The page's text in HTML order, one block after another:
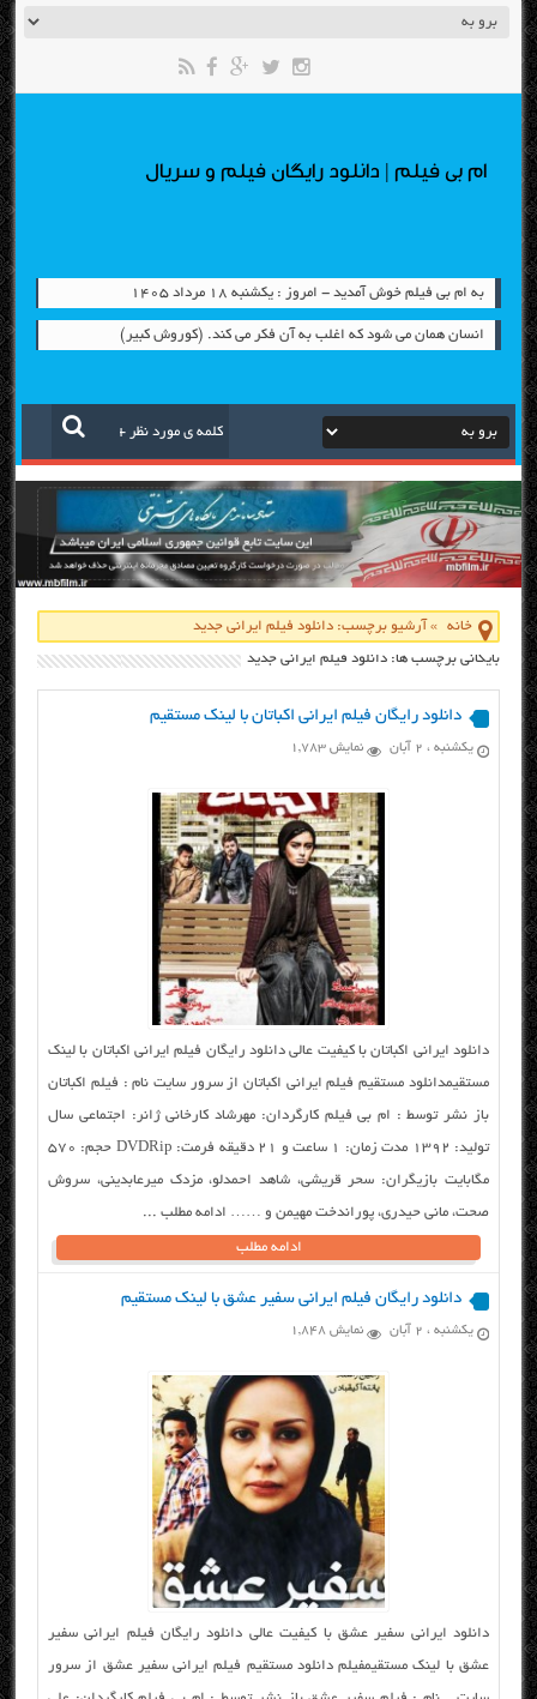
ام بی فیلم | دانلود رایگان فیلم و سریال
به ام بی فیلم خوش آمدید - امروز : یکشنبه ۱۸ مرداد ۱۴۰۵
انسان همان می شود که اغلب به آن فکر می کند. (کوروش کبیر)
خانه » آرشیو برچسب: دانلود فیلم ایرانی جدید
بایگانی برچسب ها: دانلود فیلم ایرانی جدید
دانلود رایگان فیلم ایرانی اکباتان با لینک مستقیم
یکشنبه ، ۲ آبان نمایش 1,783
دانلود ایرانی اکباتان با کیفیت عالی دانلود رایگان فیلم ایرانی اکباتان با لینک
مستقیمدانلود مستقیم فیلم ایرانی اکباتان از سرور سایت نام : فیلم اکباتان
باز نشر توسط : ام بی فیلم کارگردان: مهرشاد کارخانی ژانر: اجتماعی سال
تولید: ۱۳۹۲ مدت زمان: ۱ ساعت و ۲۱ دقیقه فرمت: DVDRip حجم: ۵۷۰
مگابایت بازیگران: سحر قریشی، شاهد احمدلو، مزدک میرعابدینی، سروش
صحت، مانی حیدری، پوراندخت مهیمن و …… ادامه مطلب ...
ادامه مطلب
دانلود رایگان فیلم ایرانی سفیر عشق با لینک مستقیم
یکشنبه ، ۲ آبان نمایش 1,848
دانلود ایرانی سفیر عشق با کیفیت عالی دانلود رایگان فیلم ایرانی سفیر
عشق با لینک مستقیمفیلم دانلود مستقیم فیلم ایرانی سفیر عشق از سرور